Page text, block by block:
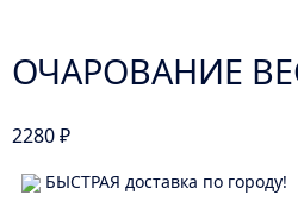
ОЧАРОВАНИЕ
2280₽
БЫСТРАЯ доставка по городу!